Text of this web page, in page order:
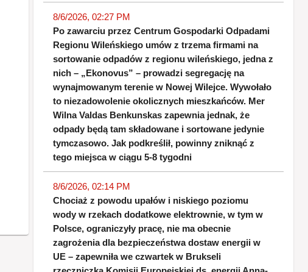
8/6/2026, 02:27 PM
Po zawarciu przez Centrum Gospodarki Odpadami
Regionu Wileńskiego umów z trzema firmami na
sortowanie odpadów z regionu wileńskiego, jedna z
nich – „Ekonovus” – prowadzi segregację na
wynajmowanym terenie w Nowej Wilejce. Wywołało
to niezadowolenie okolicznych mieszkańców. Mer
Wilna Valdas Benkunskas zapewnia jednak, że
odpady będą tam składowane i sortowane jedynie
tymczasowo. Jak podkreślił, powinny zniknąć z
tego miejsca w ciągu 5-8 tygodni
8/6/2026, 02:14 PM
Chociaż z powodu upałów i niskiego poziomu
wody w rzekach dodatkowe elektrownie, w tym w
Polsce, ograniczyły pracę, nie ma obecnie
zagrożenia dla bezpieczeństwa dostaw energii w
UE – zapewniła we czwartek w Brukseli